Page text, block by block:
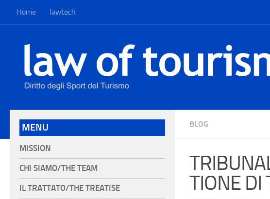
Home lawtech
BLOG
TIONE
MENU
MISSION
CHI SIAMO/THE TEAM
IL TRATTATO/THE TREATISE